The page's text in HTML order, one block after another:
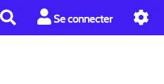
e
Se connecter